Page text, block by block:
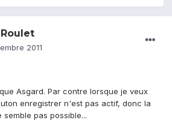
2011
Asgard. Par contre lorsque je veux
enregistrer n'est pas actif, donc la
pas possible...